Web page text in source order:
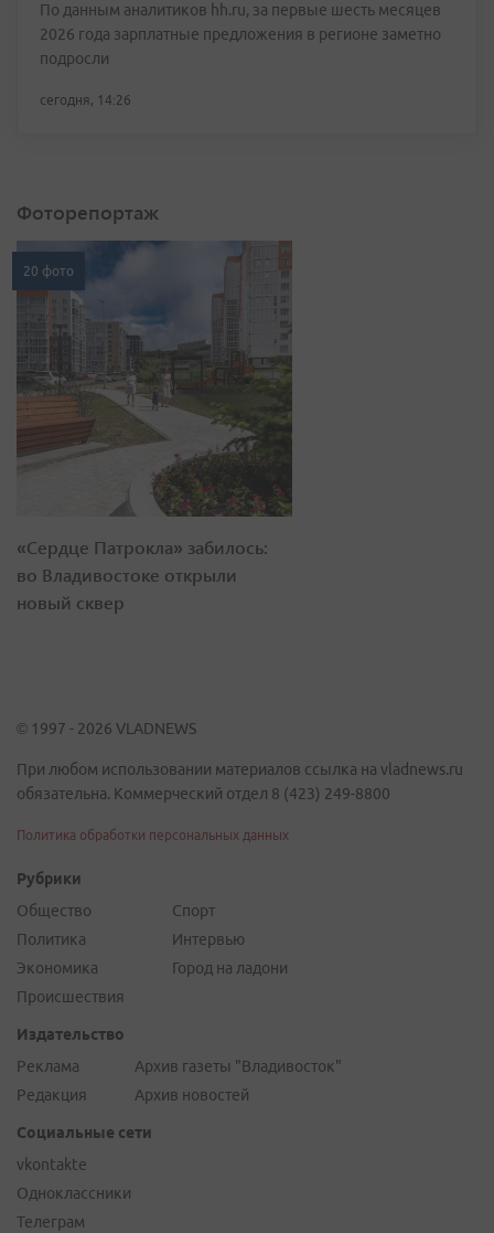
По данным аналитиков hh.ru, за первые шесть месяцев
2026 года зарплатные предложения в регионе заметно
подросли
сегодня, 14:26
Фоторепортаж
20 фото
«Сердце Патрокла» забилось:
во Владивостоке открыли
новый сквер
© 1997 - 2026 VLADNEWS
При любом использовании материалов ссылка на vladnews.ru
обязательна. Коммерческий отдел 8 (423) 249-8800
Политика обработки персональных данных
Рубрики
Общество
Политика
Экономика
Происшествия
Спорт
Интервью
Город на ладони
Издательство
Реклама
Редакция
Архив газеты "Владивосток"
Архив новостей
Социальные сети
vkontakte
Одноклассники
Телеграм